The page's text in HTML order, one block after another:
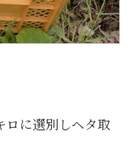
ロに選別しヘタ取